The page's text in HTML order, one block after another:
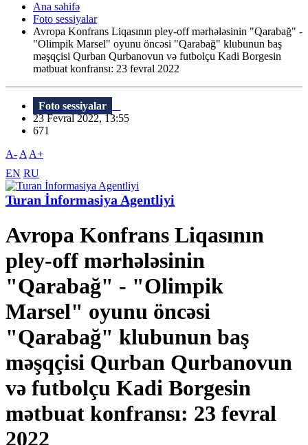
Ana səhifə
Foto sessiyalar
Avropa Konfrans Liqasının pley-off mərhələsinin "Qarabağ" -
"Olimpik Marsel" oyunu öncəsi "Qarabağ" klubunun baş
məşqçisi Qurban Qurbanovun və futbolçu Kadi Borgesin
mətbuat konfransı: 23 fevral 2022
Foto sessiyalar
23 Fevral 2022, 13:55
671
A- A A+
EN RU
Turan İnformasiya Agentliyi
Avropa Konfrans Liqasının
pley-off mərhələsinin
"Qarabağ" - "Olimpik
Marsel" oyunu öncəsi
"Qarabağ" klubunun baş
məşqçisi Qurban Qurbanovun
və futbolçu Kadi Borgesin
mətbuat konfransı: 23 fevral
2022